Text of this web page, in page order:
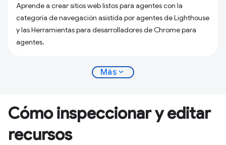
Aprende a crear sitios web listos para agentes con la
categoría de navegación asistida por agentes de Lighthouse
y las Herramientas para desarrolladores de Chrome para
agentes.
Más expand_more
Cómo inspeccionar y editar
recursos